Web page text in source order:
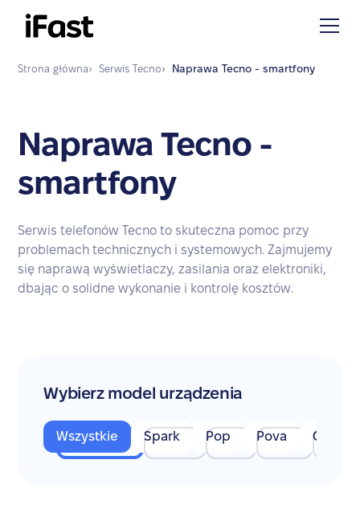
Strona główna› Serwis Tecno› Naprawa Tecno - smartfony
Naprawa Tecno -
smartfony
Serwis telefonów Tecno to skuteczna pomoc przy
problemach technicznych i systemowych. Zajmujemy
się naprawą wyświetlaczy, zasilania oraz elektroniki,
dbając o solidne wykonanie i kontrolę kosztów.
Wybierz model urządzenia
Wszystkie Spark Pop Pova Camon